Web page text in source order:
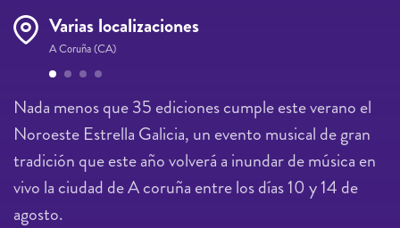
Varias localizaciones
A Coruña (CA)
Páginas
Nada menos que 35 ediciones cumple este verano el
Noroeste Estrella Galicia, un evento musical de gran
tradición que este año volverá a inundar de música en
vivo la ciudad de A coruña entre los días 10 y 14 de
agosto.